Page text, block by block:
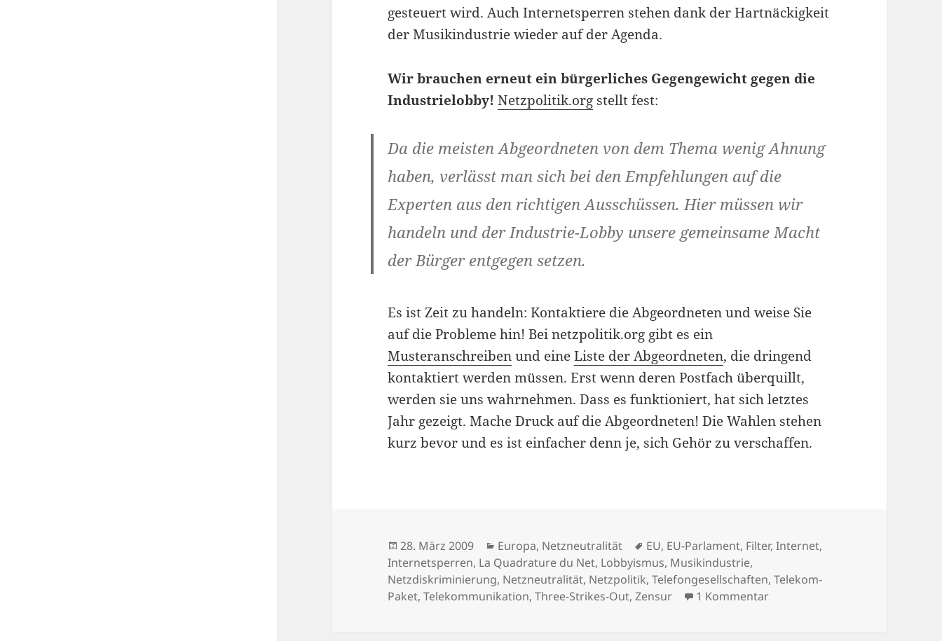
gesteuert wird. Auch Internetsperren stehen dank der Hartnäckigkeit
der Musikindustrie wieder auf der Agenda.
Wir brauchen erneut ein bürgerliches Gegengewicht gegen die
Industrielobby! Netzpolitik.org stellt fest:
Da die meisten Abgeordneten von dem Thema wenig Ahnung
haben, verlässt man sich bei den Empfehlungen auf die
Experten aus den richtigen Ausschüssen. Hier müssen wir
handeln und der Industrie-Lobby unsere gemeinsame Macht
der Bürger entgegen setzen.
Es ist Zeit zu handeln: Kontaktiere die Abgeordneten und weise Sie
auf die Probleme hin! Bei netzpolitik.org gibt es ein
Musteranschreibenund eineListe der Abgeordneten, die dringend
kontaktiert werden müssen. Erst wenn deren Postfach überquillt,
werden sie uns wahrnehmen. Dass es funktioniert, hat sich letztes
Jahr gezeigt. Mache Druck auf die Abgeordneten! Die Wahlen stehen
kurz bevor und es ist einfacher denn je, sich Gehör zu verschaffen.
Veröffentlicht
am
28. März 2009 Kategorien
Europa, Netzneutralität Schlagwörter
EU, EU-Parlament, Filter,Internet,
Internetsperren, La Quadrature du Net, Lobbyismus, Musikindustrie,
Netzdiskriminierung, Netzneutralität, Netzpolitik,Telefongesellschaften,Telekom-
Paket,Telekommunikation,Three-Strikes-Out,Zensur 1 Kommentarzu Es geht um die Zukunft des